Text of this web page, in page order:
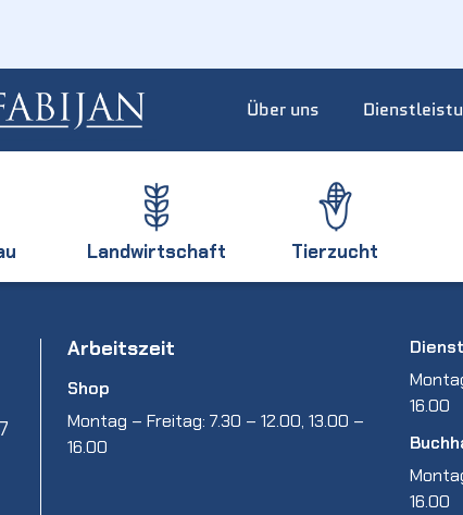
Über uns
Landwirtschaft Tierzucht
Arbeitszeit
Shop
Montag – Freitag: 7.30 – 12.00, 13.00 –
16.00
16.00
16.00